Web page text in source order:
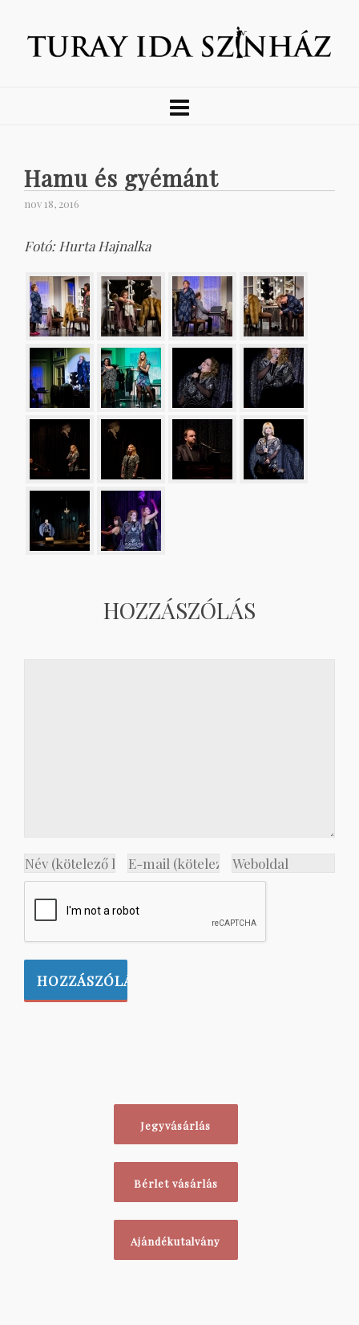
Hamu és gyémánt
nov 18, 2016
Fotó: Hurta Hajnalka
HOZZÁSZÓLÁS
Jegyvásárlás
Bérlet vásárlás
Ajándékutalvány